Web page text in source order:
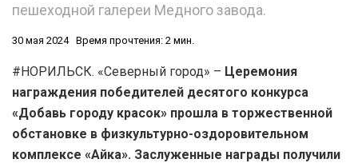
пешеходной галереи Медного завода.
30 мая 2024 Время прочтения: 2 мин.
#НОРИЛЬСК. «Северный город» – Церемония
награждения победителей десятого конкурса
«Добавь городу красок» прошла в торжественной
обстановке в физкультурно-оздоровительном
комплексе «Айка». Заслуженные награды получили